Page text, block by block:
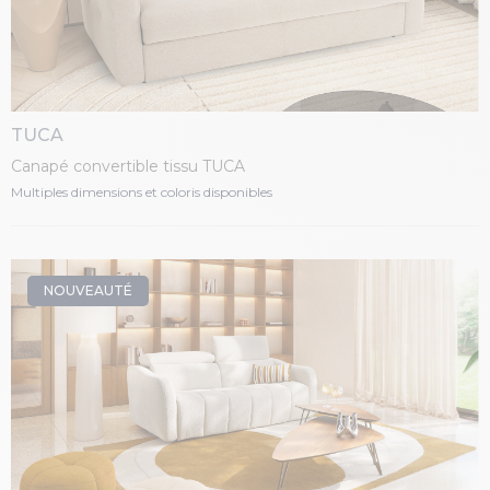
TUCA
Canapé convertible tissu TUCA
Multiples dimensions et coloris disponibles
NOUVEAUTÉ